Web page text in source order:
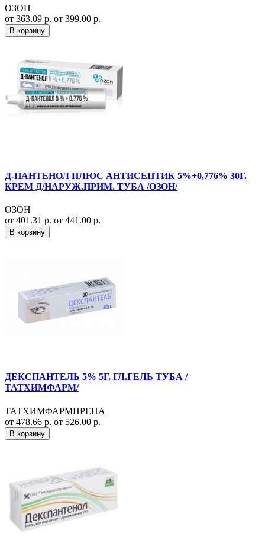
ОЗОН
от 363.09 р. от 399.00 р.
В корзину
Д-ПАНТЕНОЛ ПЛЮС АНТИСЕПТИК 5%+0,776% 30Г.
КРЕМ Д/НАРУЖ.ПРИМ. ТУБА /ОЗОН/
ОЗОН
от 401.31 р. от 441.00 р.
В корзину
ДЕКСПАНТЕЛЬ 5% 5Г. ГЛ.ГЕЛЬ ТУБА /
ТАТХИМФАРМ/
ТАТХИМФАРМПРЕПА
от 478.66 р. от 526.00 р.
В корзину